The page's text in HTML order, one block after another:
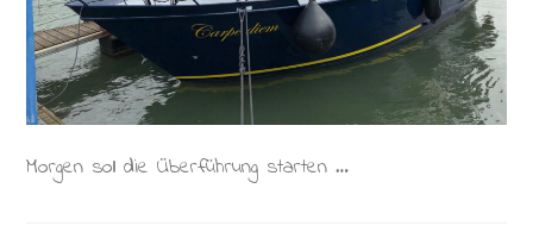
Morgen soll die Überführung starten …